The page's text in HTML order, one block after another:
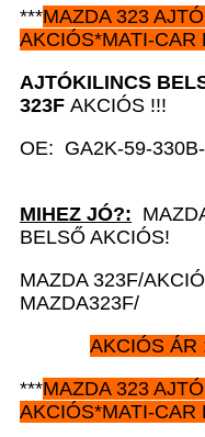
***MAZDA 323
AKCIÓS*MATI-CAR
AJTÓKILINCS
323F AKCIÓS !!!
OE: GA2K-59-
MIHEZ JÓ?:
BELSŐ AKCIÓS!
MAZDA 323F/
MAZDA323F/
AKCIÓS ÁR
***MAZDA 323
AKCIÓS*MATI-CAR